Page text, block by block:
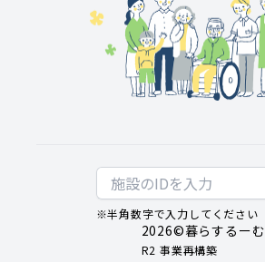
2026©暮らするーむ
R2 事業再構築
※半角数字で入力してください